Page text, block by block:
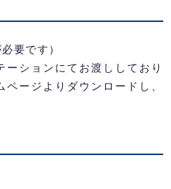
要です）
ションにてお渡ししており
ージよりダウンロードし、